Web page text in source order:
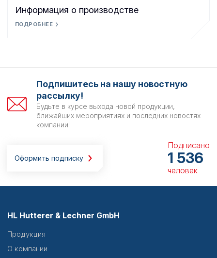
Информация о производстве
ПОДРОБНЕЕ
Подпишитесь на нашу новостную
рассылку!
Будьте в курсе выхода новой продукции,
ближайших мероприятиях и последних новостях
компании!
Оформить подписку
Подписано
1 536
человек
HL Hutterer & Lechner GmbH
Продукция
О компании